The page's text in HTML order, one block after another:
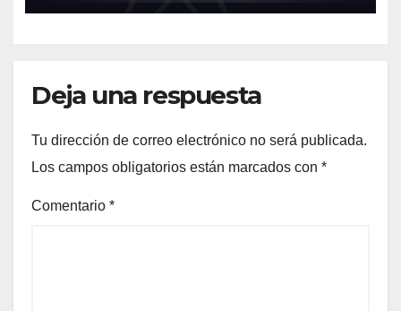
Deja una respuesta
Tu dirección de correo electrónico no será publicada.
Los campos obligatorios están marcados con *
Comentario *